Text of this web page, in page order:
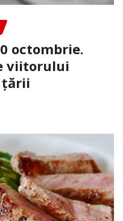
octombrie.
viitorului
țării